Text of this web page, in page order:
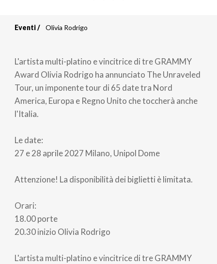
di
pane
Eventi Olivia Rodrigo
L'artista multi-platino e vincitrice di tre GRAMMY
Award Olivia Rodrigo ha annunciato The Unraveled
Tour, un imponente tour di 65 date tra Nord
America, Europa e Regno Unito che toccherà anche
l'Italia.
Le date:
27 e 28 aprile 2027 Milano, Unipol Dome
Attenzione! La disponibilità dei biglietti è limitata.
Orari:
18.00 porte
20.30 inizio Olivia Rodrigo
L'artista multi-platino e vincitrice di tre GRAMMY